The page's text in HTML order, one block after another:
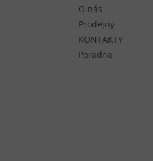
O nás
Prodejny
KONTAKTY
Poradna